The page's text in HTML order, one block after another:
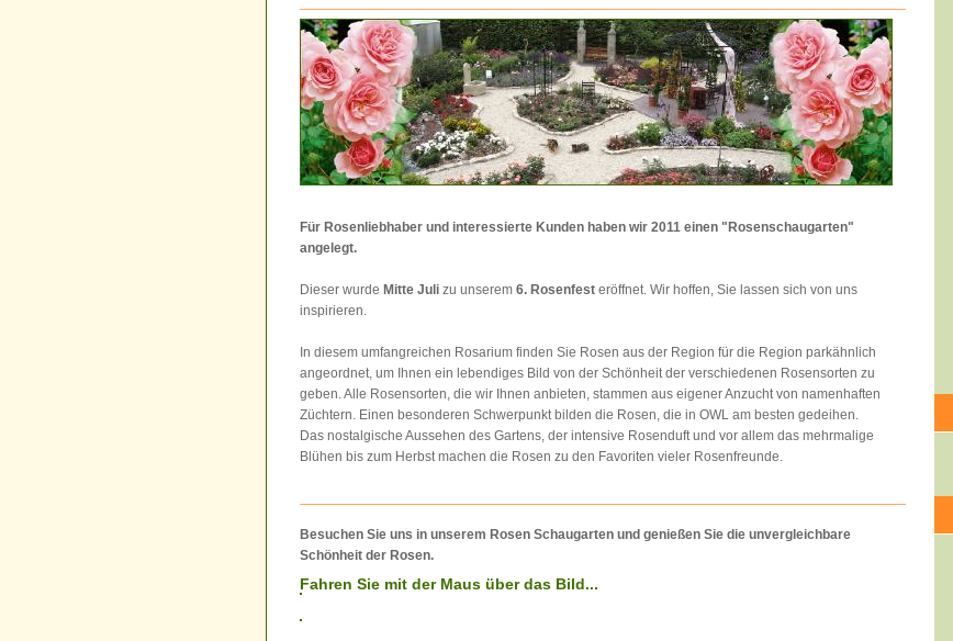
Für Rosenliebhaber und interessierte Kunden haben wir 2011 einen "Rosenschaugarten"
angelegt.
Dieser wurde Mitte Juli zu unserem 6. Rosenfest eröffnet. Wir hoffen, Sie lassen sich von uns
inspirieren.
In diesem umfangreichen Rosarium finden Sie Rosen aus der Region für die Region parkähnlich
angeordnet, um Ihnen ein lebendiges Bild von der Schönheit der verschiedenen Rosensorten zu
geben. Alle Rosensorten, die wir Ihnen anbieten, stammen aus eigener Anzucht von namenhaften
Züchtern. Einen besonderen Schwerpunkt bilden die Rosen, die in OWL am besten gedeihen.
Das nostalgische Aussehen des Gartens, der intensive Rosenduft und vor allem das mehrmalige
Blühen bis zum Herbst machen die Rosen zu den Favoriten vieler Rosenfreunde.
Besuchen Sie uns in unserem Rosen Schaugarten und genießen Sie die unvergleichbare
Schönheit der Rosen.
Fahren Sie mit der Maus über das Bild...